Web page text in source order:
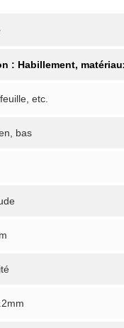
: Habillement,
etc.
bas